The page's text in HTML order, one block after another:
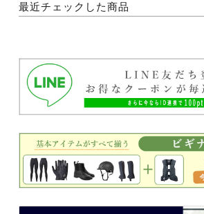
最近チェックした商品